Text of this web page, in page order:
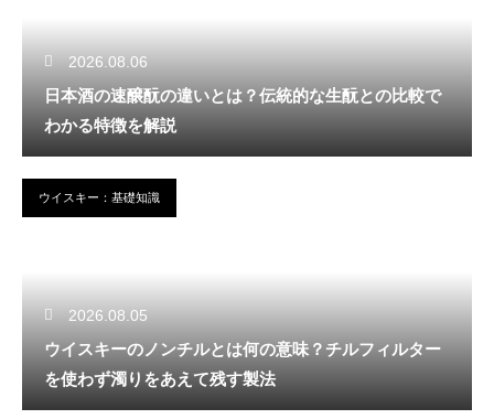
2026.08.06
日本酒の速醸酛の違いとは？伝統的な生酛との比較で
わかる特徴を解説
ウイスキー：基礎知識
2026.08.05
ウイスキーのノンチルとは何の意味？チルフィルター
を使わず濁りをあえて残す製法